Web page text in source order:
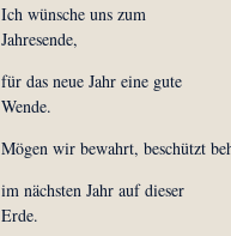
Ich wünsche uns zum
Jahresende,
für das neue Jahr eine gute
Wende.
Mögen wir bewahrt, beschützt
im nächsten Jahr auf dieser
Erde.